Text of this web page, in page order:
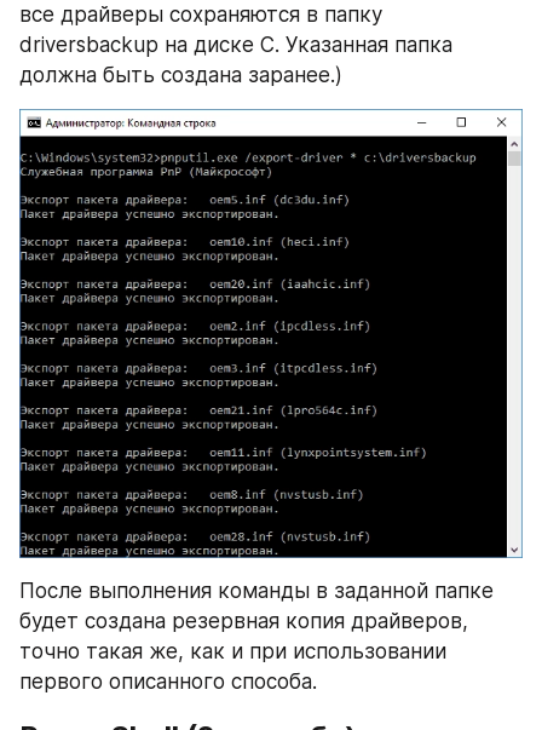
все драйверы сохраняются в папку
driversbackup на диске C. Указанная папка
должна быть создана заранее.)
После выполнения команды в заданной папке
будет создана резервная копия драйверов,
точно такая же, как и при использовании
первого описанного способа.